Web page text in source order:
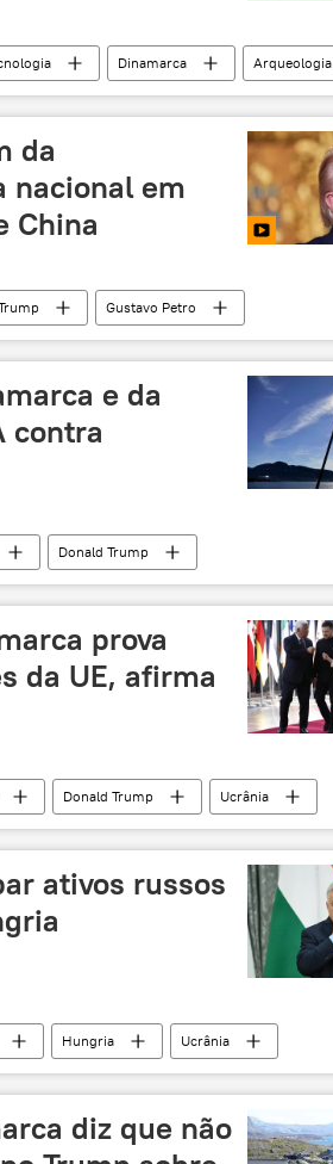
Dinamarca
Arqueologia
da
nacional em
China
Gustavo Petro
Ucrânia Groenlândia vídeo
e da
contra
Donald Trump
Groenlândia Dinamarca
prova
da UE, afirma
Donald Trump
Ucrânia
ativos russos
Hungria
Ucrânia
diz que não